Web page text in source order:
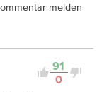
melden
91
0